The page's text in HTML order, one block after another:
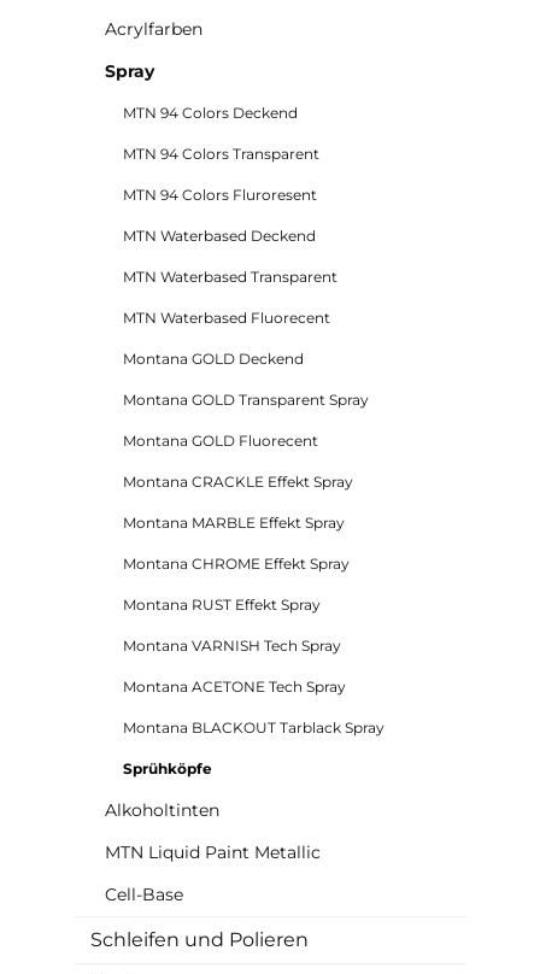
Acrylfarben
Spray
MTN 94 Colors Deckend
MTN 94 Colors Transparent
MTN 94 Colors Fluroresent
MTN Waterbased Deckend
MTN Waterbased Transparent
MTN Waterbased Fluorecent
Montana GOLD Deckend
Montana GOLD Transparent Spray
Montana GOLD Fluorecent
Montana CRACKLE Effekt Spray
Montana MARBLE Effekt Spray
Montana CHROME Effekt Spray
Montana RUST Effekt Spray
Montana VARNISH Tech Spray
Montana ACETONE Tech Spray
Montana BLACKOUT Tarblack Spray
Sprühköpfe
Alkoholtinten
MTN Liquid Paint Metallic
Cell-Base
Schleifen und Polieren